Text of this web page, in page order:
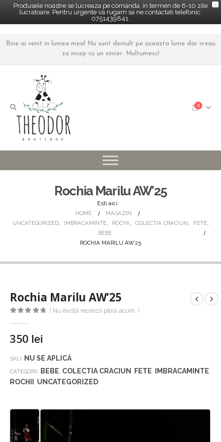
X
Produsele noastre se lucreaza pe comanda, in termen de 6-10 zile
lucratoare. Pentru urgente va rugam sa ne contactati telefonic:
0751439841.
Bine ai venit in lumea mea! Nu sunt demult pe aceasta lume dar vreau
sa incep cu un sincer: Multumesc!
0
Rochia Marilu AW’25
Esti aici:
HOME
MAGAZIN
UNCATEGORIZED, IMBRACAMINTE, ROCHII, COLECTIA CRACIUN, FETE,
BEBE
ROCHIA MARILU AW’25
Rochia Marilu AW’25
( Nu există recenzii până acum. )
350 lei
SKU: NU SE APLICĂ
CATEGORII: BEBE, COLECTIA CRACIUN , FETE, IMBRACAMINTE,
ROCHII , UNCATEGORIZED